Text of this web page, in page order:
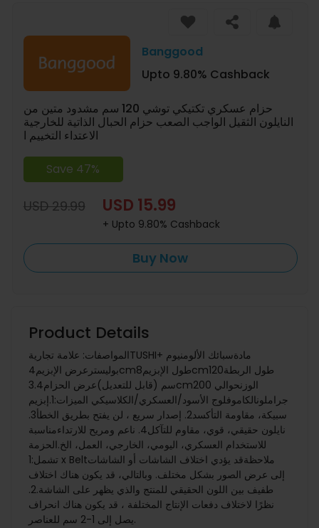
Banggood
Upto 9.80% Cashback
حزام عسكري تكتيكي توشي 120 سم مشدود متين من
النايلون الثقيل الواجب الصعب حزام الحبال الذاتية للخارجية
الاعتداء التخييم ا
Save 47%
USD 29.99 USD 15.99
+ Upto 9.80% Cashback
Buy Now
Product Details
المواصفات: علامة تجاريةTUSHIمادةسبائك الألومنيوم +
بوليسترعرض الإبزيم4cmطول الإبزيم8cmطول الربطة120
سم (قابل للتعديل)عرض الحزام3.4cmالوزنحوالي 200
جراملونالكاموفلوج الأسود/العسكري/الكلاسيكي الميزات:1.إبزيم
سبيكة، مقاومة التأكسد2. إصدار سريع ، لن يفتح بطريق الخطأ3.
نايلون حقيقي، قوي، مقاوم للتآكل4. ناعم ومريح للارتداءمناسبة
للاستخدام العسكري، اليومي، الخارجي، العمل، الخ.الحزمة
تشمل:1 x Beltملاحظةقد يؤدي اختلاف الشاشات أو الشاشات
إلى عرض الصور بشكل مختلف. وبالتالي، قد يكون هناك اختلاف
طفيف بين اللون الحقيقي للمنتج والذي يظهر على الشاشة.2.
نظرًا لاختلاف دفعات الإنتاج المختلفة ، قد يكون هناك انحراف
يصل إلى 1-2 سم للعناصر.